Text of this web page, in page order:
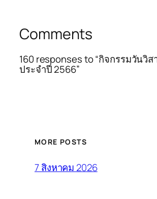
Comments
160 responses to “กิจกรรมวันวิ
ประจำปี 2566”
MORE POSTS
7 สิงหาคม 2026